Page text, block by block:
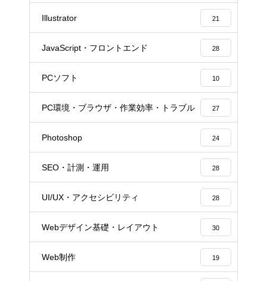
Illustrator 21
JavaScript・フロントエンド 28
PCソフト 10
PC環境・ブラウザ・作業効率・トラブル 27
Photoshop 24
SEO・計測・運用 28
UI/UX・アクセシビリティ 28
Webデザイン基礎・レイアウト 30
Web制作 19